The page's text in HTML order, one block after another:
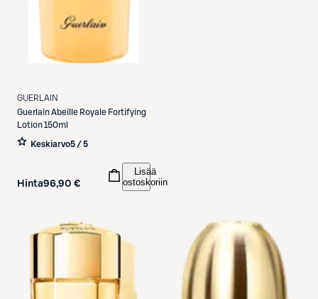
GUERLAIN
GuerlainAbeille Royale Fortifying
Lotion 150ml
Keskiarvo5 / 5
Hinta96,90 €
Lisää
ostoskoriin